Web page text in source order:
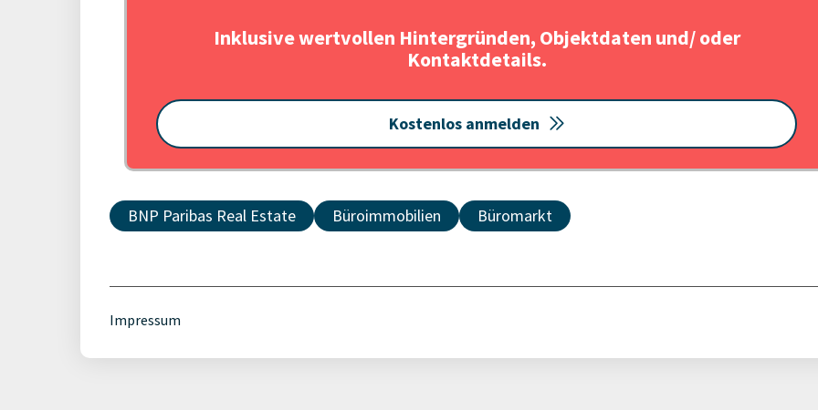
Inklusive wertvollen Hintergründen, Objektdaten und/ oder
Kontaktdetails.
Kostenlos anmelden
BNP Paribas Real Estate Büroimmobilien Büromarkt
Impressum